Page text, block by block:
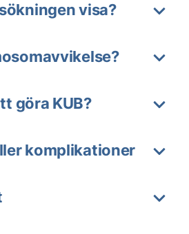
visa?
göra KUB?
komplikationer